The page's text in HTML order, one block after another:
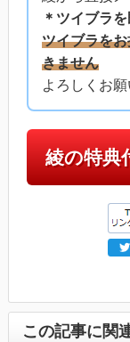
＊ツイブラ
ツイブラを
きません
よろしくお
綾の特典
この記事に関